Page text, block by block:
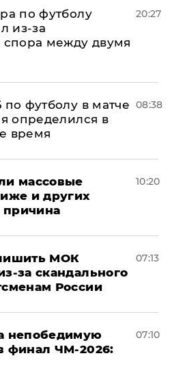
по футболу
из-за
спора между двумя
20:27
футболу в матче
определился в
время
08:38
массовые
и других
причина
10:20
МОК
за скандального
России
07:13
непобедимую
финал ЧМ-2026:
07:10